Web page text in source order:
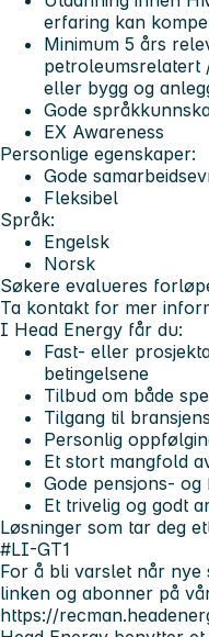
erfaring kan
Minimum 5 års
eller bygg og
Gode
EX Awareness
Personlige egenskaper:
Gode
Fleksibel
Språk:
Engelsk
Norsk
Søkere evalueres
Ta kontakt for mer
I Head Energy får du:
Fast- eller
betingelsene
Tilbud om både
Tilgang til
Personlig
Et stort mangfold
Gode pensjons-
Et trivelig og godt
Løsninger som tar deg
#LI-GT1
For å bli varslet når
linken og abonner på
https://